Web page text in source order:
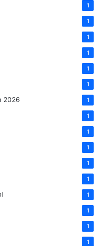
1
1
1
1
1
1
2026 1
1
1
1
1
1
1
1
1
1